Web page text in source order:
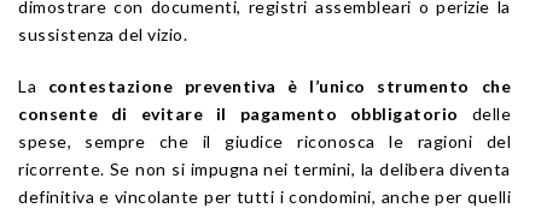
dimostrare con documenti, registri assembleari o perizie la
sussistenza del vizio.
La contestazione preventiva è l’unico strumento che
consente di evitare il pagamento obbligatorio
delle
spese, sempre che il giudice riconosca le ragioni del
ricorrente. Se non si impugna nei termini, la delibera diventa
definitiva e vincolante per tutti i condomini, anche per quelli